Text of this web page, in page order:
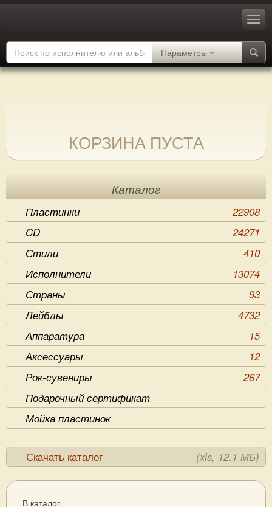
Параметры
КОРЗИНА ПУСТА
Каталог
Пластинки
22908
CD
24271
Стили
410
Исполнители
13074
Страны
93
Лейблы
4732
Аппаратура
15
Аксессуары
12
Рок-сувениры
267
Подарочный сертификат
Мойка пластинок
Скачать каталог (xls, 12.1 МБ)
В каталог